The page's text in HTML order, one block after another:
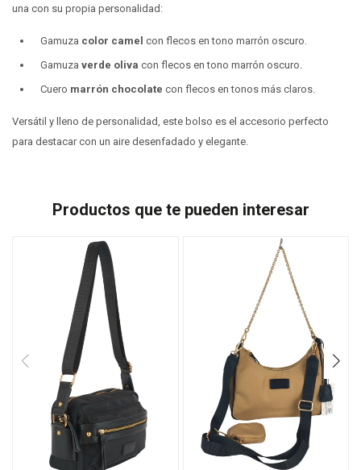
una con su propia personalidad:
Gamuza color camel con flecos en tono marrón oscuro.
Gamuza verde oliva con flecos en tono marrón oscuro.
Cuero marrón chocolate con flecos en tonos más claros.
Versátil y lleno de personalidad, este bolso es el accesorio perfecto
para destacar con un aire desenfadado y elegante.
Productos que te pueden interesar